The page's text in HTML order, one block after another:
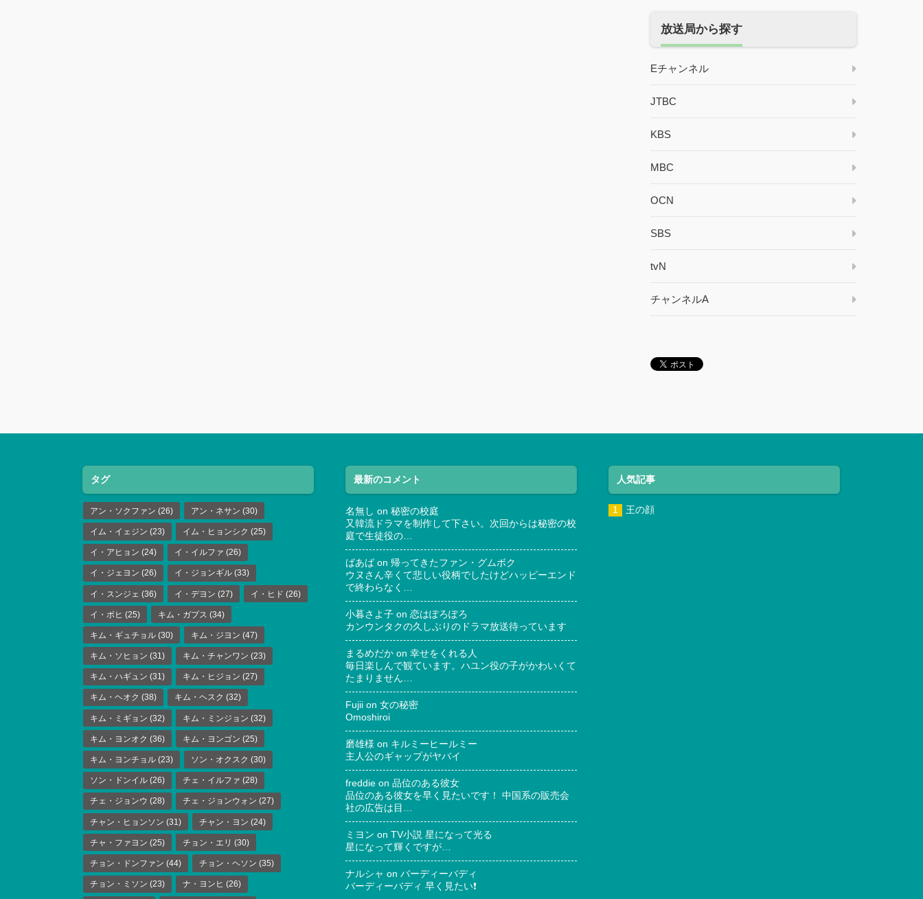
放送局から探す
Eチャンネル
JTBC
KBS
MBC
OCN
SBS
tvN
チャンネルA
タグ
アン・ソクファン (26) アン・ネサン (30)
イム・イェジン (23) イム・ヒョンシク (25)
イ・アヒョン (24) イ・イルファ (26)
イ・ジェヨン (26) イ・ジョンギル (33)
イ・スンジェ (36) イ・デヨン (27) イ・ヒド (26)
イ・ボヒ (25) キム・ガプス (34)
キム・ギュチョル (30) キム・ジヨン (47)
キム・ソヒョン (31) キム・チャンワン (23)
キム・ハギュン (31) キム・ヒジョン (27)
キム・ヘオク (38) キム・ヘスク (32)
キム・ミギョン (32) キム・ミンジョン (32)
キム・ヨンオク (36) キム・ヨンゴン (25)
キム・ヨンチョル (23) ソン・オクスク (30)
ソン・ドンイル (26) チェ・イルファ (28)
チェ・ジョンウ (28) チェ・ジョンウォン (27)
チャン・ヒョンソン (31) チャン・ヨン (24)
チャ・ファヨン (25) チョン・エリ (30)
チョン・ドンファン (44) チョン・ヘソン (35)
チョン・ミソン (23) ナ・ヨンヒ (26)
最新のコメント
名無し on 秘密の校庭
又韓流ドラマを制作して下さい。次回からは秘密の校
庭で生徒役の…
ばあば on 帰ってきたファン・グムボク
ウヌさん辛くて悲しい役柄でしたけどハッピーエンド
で終わらなく…
小暮さよ子 on 恋はぽろぽろ
カンウンタクの久しぶりのドラマ放送待っています
まるめだか on 幸せをくれる人
毎日楽しんで観ています。ハユン役の子がかわいくて
たまりません…
Fujii on 女の秘密
Omoshiroi
磨雄様 on キルミーヒールミー
主人公のギャップがヤバイ
freddie on 品位のある彼女
品位のある彼女を早く見たいです！ 中国系の販売会
社の広告は目…
ミヨン on TV小説 星になって光る
星になって輝くですが…
ナルシャ on バーディーバディ
バーディーバディ 早く見たい❗
人気記事
王の顔